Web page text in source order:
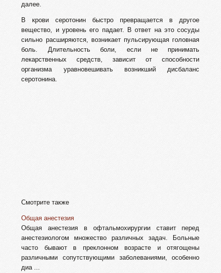
далее.
В крови серотонин быстро превращается в другое
вещество, и уровень его падает. В ответ на это сосуды
сильно расширяются, возникает пульсирующая головная
боль. Длительность боли, если не принимать
лекарственных средств, зависит от способности
организма уравновешивать возникший дисбаланс
серотонина.
Смотрите также
Общая анестезия
Общая анестезия в офтальмохирургии ставит перед
анестезиологом множество различных задач. Больные
часто бывают в преклонном возрасте и отягощены
различными сопутствующими заболеваниями, особенно
диа ...